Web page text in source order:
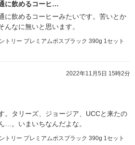
に飲めるコーヒ…
に飲めるコーヒーみたいです。苦いとか
なに無いと思います。
トリー プレミアムボスブラック 390g 1セット
2022年11月5日 15時2分
。タリーズ、ジョージア、UCCと来たの
…。いまいちなんだよな。
トリー プレミアムボスブラック 390g 1セット